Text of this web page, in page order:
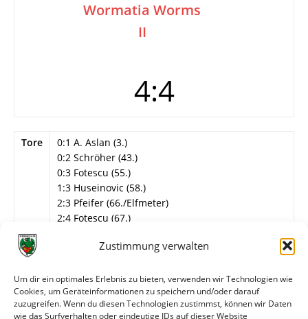
Zustimmung verwalten
Um dir ein optimales Erlebnis zu bieten, verwenden wir Technologien wie
Cookies, um Geräteinformationen zu speichern und/oder darauf
zuzugreifen. Wenn du diesen Technologien zustimmst, können wir Daten
wie das Surfverhalten oder eindeutige IDs auf dieser Website
Wormatia Worms
II
4:4
Tore
0:1 A. Aslan (3.)
0:2 Schröher (43.)
0:3 Fotescu (55.)
1:3 Huseinovic (58.)
2:3 Pfeifer (66./Elfmeter)
2:4 Fotescu (67.)
4:4 Georgi (90.)
Utecht – A. Kraft, Beck, Dell, Cuc, Thiel, Schröher,
Meis, Fotescu, A. Aslan (52. F. Schmidt), Atacan
(55. Juric).